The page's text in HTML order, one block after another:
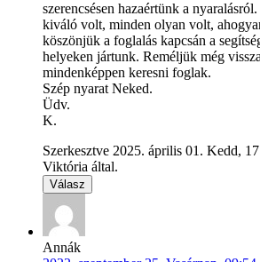
szerencsésen hazaértünk a
kiváló volt, minden olyan volt,
köszönjük a foglalás kapcsán a
helyeken jártunk. Reméljük még
mindenképpen keresni foglak.
Szép nyarat Neked.
Üdv.
K.
Szerkesztve 2025. április 01. Kedd,
Viktória által.
Válasz
Annák